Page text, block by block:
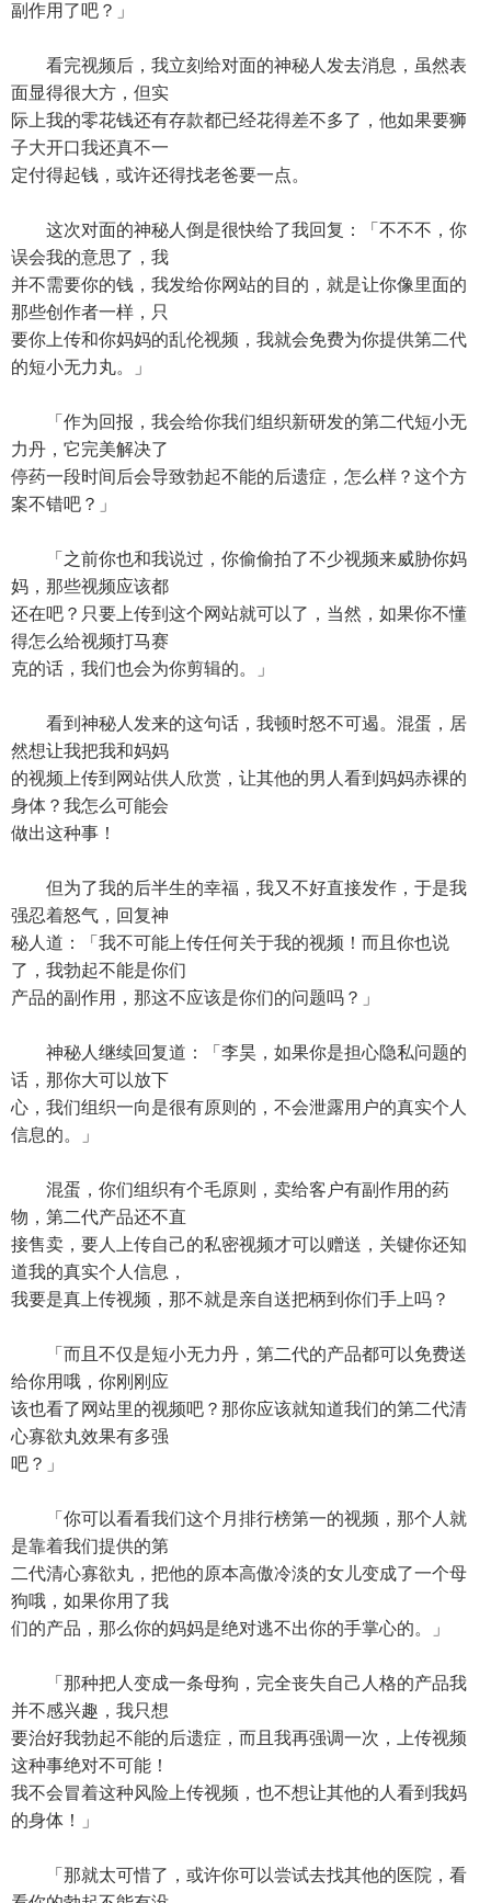
副作用了吧？」
看完视频后，我立刻给对面的神秘人发去消息，虽然表
面显得很大方，但实
际上我的零花钱还有存款都已经花得差不多了，他如果要狮
子大开口我还真不一
定付得起钱，或许还得找老爸要一点。
这次对面的神秘人倒是很快给了我回复：「不不不，你
误会我的意思了，我
并不需要你的钱，我发给你网站的目的，就是让你像里面的
那些创作者一样，只
要你上传和你妈妈的乱伦视频，我就会免费为你提供第二代
的短小无力丸。」
「作为回报，我会给你我们组织新研发的第二代短小无
力丹，它完美解决了
停药一段时间后会导致勃起不能的后遗症，怎么样？这个方
案不错吧？」
「之前你也和我说过，你偷偷拍了不少视频来威胁你妈
妈，那些视频应该都
还在吧？只要上传到这个网站就可以了，当然，如果你不懂
得怎么给视频打马赛
克的话，我们也会为你剪辑的。」
看到神秘人发来的这句话，我顿时怒不可遏。混蛋，居
然想让我把我和妈妈
的视频上传到网站供人欣赏，让其他的男人看到妈妈赤裸的
身体？我怎么可能会
做出这种事！
但为了我的后半生的幸福，我又不好直接发作，于是我
强忍着怒气，回复神
秘人道：「我不可能上传任何关于我的视频！而且你也说
了，我勃起不能是你们
产品的副作用，那这不应该是你们的问题吗？」
神秘人继续回复道：「李昊，如果你是担心隐私问题的
话，那你大可以放下
心，我们组织一向是很有原则的，不会泄露用户的真实个人
信息的。」
混蛋，你们组织有个毛原则，卖给客户有副作用的药
物，第二代产品还不直
接售卖，要人上传自己的私密视频才可以赠送，关键你还知
道我的真实个人信息，
我要是真上传视频，那不就是亲自送把柄到你们手上吗？
「而且不仅是短小无力丹，第二代的产品都可以免费送
给你用哦，你刚刚应
该也看了网站里的视频吧？那你应该就知道我们的第二代清
心寡欲丸效果有多强
吧？」
「你可以看看我们这个月排行榜第一的视频，那个人就
是靠着我们提供的第
二代清心寡欲丸，把他的原本高傲冷淡的女儿变成了一个母
狗哦，如果你用了我
们的产品，那么你的妈妈是绝对逃不出你的手掌心的。」
「那种把人变成一条母狗，完全丧失自己人格的产品我
并不感兴趣，我只想
要治好我勃起不能的后遗症，而且我再强调一次，上传视频
这种事绝对不可能！
我不会冒着这种风险上传视频，也不想让其他的人看到我妈
的身体！」
「那就太可惜了，或许你可以尝试去找其他的医院，看